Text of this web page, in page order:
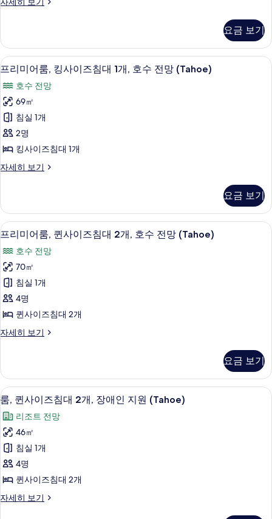
이
침
대
1
개
(Tahoe)
사
진
모
두
룸,
킹
사
즈
침
대
개
(Tahoe)
자
세
요금 보기
프
미
어
룸,
킹
사
이
침
대
1
개,
호
수
전
망
(Tahoe)
모
두
보
기
프리미어룸, 킹사이즈침대 1개, 호수
5
프리미어룸, 킹사이즈침대 1개, 호수 전망 (Tahoe)
호수 전망
69㎡
침실 1개
2명
킹사이즈침대 1개
자세히 보기
프
룸,
킹
사
즈
침
대
개,
호
수
전
세
히
보
기
요금 보기
프
미
어
룸,
퀸
사
이
침
대
2
개,
호
수
전
망
(Tahoe)
프리미어룸, 퀸사이즈침대 2개, 호수
4
프리미어룸, 퀸사이즈침대 2개, 호수 전망 (Tahoe)
호수 전망
70㎡
침실 1개
4명
퀸사이즈침대 2개
자세히 보기
프
룸,
퀸
사
이
즈
침
대
2
개,
호
수
전
요금 보기
룸,
퀸
사
이
즈
침
대
2
이집트산 면 시트, 고급 침구, 객실 내
4
룸, 퀸사이즈침대 2개, 장애인 지원 (Tahoe)
리조트 전망
46㎡
침실 1개
4명
퀸사이즈침대 2개
자세히 보기
룸,